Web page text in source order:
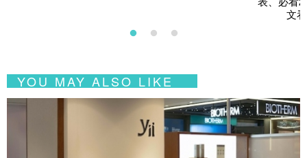
文
YOU MAY ALSO LIKE